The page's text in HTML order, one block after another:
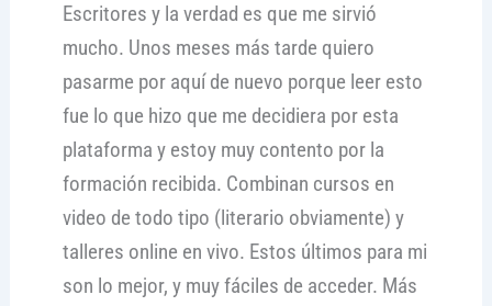
Escritores y la verdad es que me sirvió
mucho. Unos meses más tarde quiero
pasarme por aquí de nuevo porque leer esto
fue lo que hizo que me decidiera por esta
plataforma y estoy muy contento por la
formación recibida. Combinan cursos en
video de todo tipo (literario obviamente) y
talleres online en vivo. Estos últimos para mi
son lo mejor, y muy fáciles de acceder. Más